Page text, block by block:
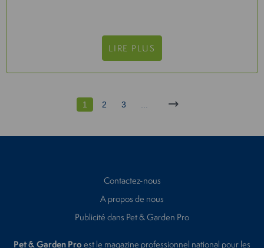
LIRE PLUS
1 2 3
Contactez-nous
A propos de nous
Publicité dans Pet & Garden Pro
Pet & Garden Proest le magazine professionnel national pour les